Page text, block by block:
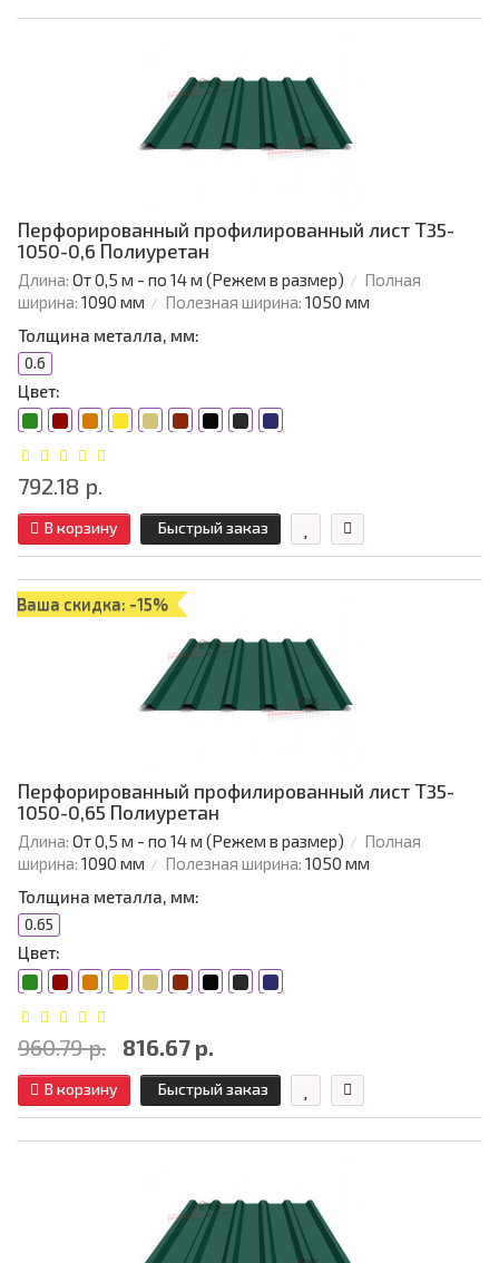
Перфорированный профилированный лист Т35-
1050-0,6 Полиуретан
Длина: От 0,5 м - по 14 м (Режем в размер)
Полная
ширина: 1090 мм Полезная ширина: 1050 мм
Толщина металла, мм:
0.6
Цвет:
792.18 р.
В корзину Быстрый заказ
Ваша скидка: -15%
Перфорированный профилированный лист Т35-
1050-0,65 Полиуретан
Длина: От 0,5 м - по 14 м (Режем в размер)
Полная
ширина: 1090 мм Полезная ширина: 1050 мм
Толщина металла, мм:
0.65
Цвет:
960.79 р. 816.67 р.
В корзину Быстрый заказ